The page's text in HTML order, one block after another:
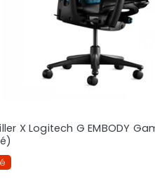
X Logitech G EMBODY